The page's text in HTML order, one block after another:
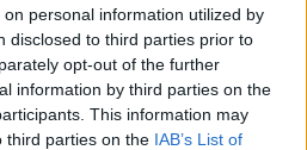
personal information utilized by
disclosed to third parties prior to
opt-out of the further
information by third parties on the
This information may
third parties on the IAB’s List of
# Kunst
# ungarn